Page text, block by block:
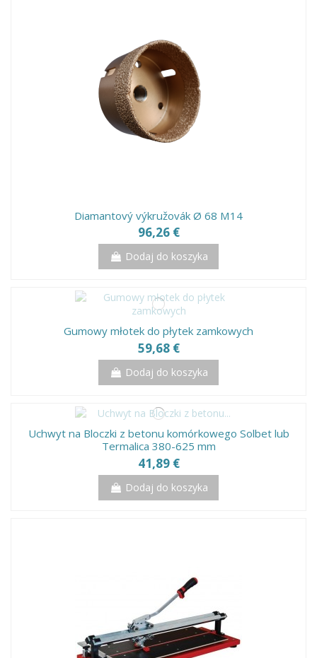
Diamantový výkružovák Ø 68 M14
96,26 €
Dodaj do koszyka
Gumowy młotek do płytek zamkowych
59,68 €
Dodaj do koszyka
Uchwyt na Bloczki z betonu komórkowego Solbet lub
Termalica 380-625 mm
41,89 €
Dodaj do koszyka